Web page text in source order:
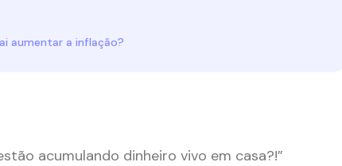
aumentar a inflação?
acumulando dinheiro vivo em casa?!”